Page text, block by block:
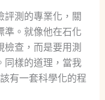
評測的專業化，關
準。就像他在石化
查，而是要用測
同樣的道理，當我
有一套科學化的程